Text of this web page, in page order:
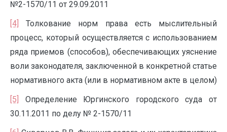
№2-1570/11 от 29.09.2011
[4]
Толкование норм права есть мыслительный
процесс, который осуществляется с использованием
ряда приемов (способов), обеспечивающих уяснение
воли законодателя, заключенной в конкретной статье
нормативного акта (или в нормативном акте в целом)
[5]
Определение Юргинского городского суда от
30.11.2011 по делу № 2-1570/11